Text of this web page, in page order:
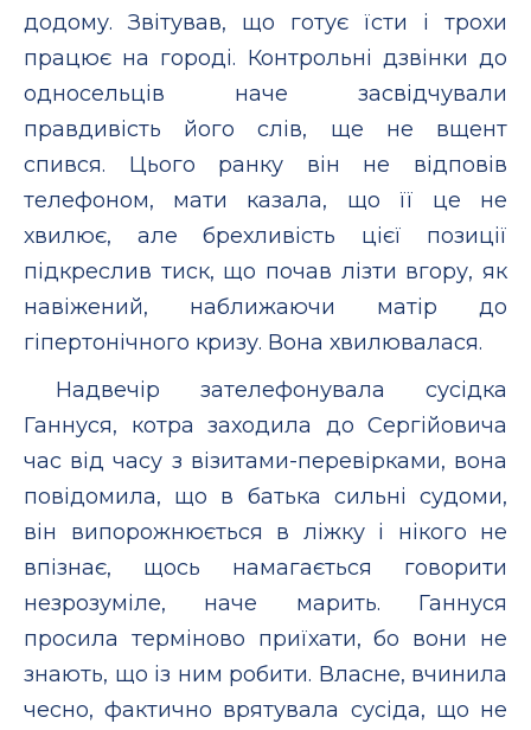
додому. Звітував, що готує їсти і трохи
працює на городі. Контрольні дзвінки до
односельців наче засвідчували
правдивість його слів, ще не вщент
спився. Цього ранку він не відповів
телефоном, мати казала, що її це не
хвилює, але брехливість цієї позиції
підкреслив тиск, що почав лізти вгору, як
навіжений, наближаючи матір до
гіпертонічного кризу. Вона хвилювалася.
Надвечір зателефонувала сусідка
Ганнуся, котра заходила до Сергійовича
час від часу з візитами-перевірками, вона
повідомила, що в батька сильні судоми,
він випорожнюється в ліжку і нікого не
впізнає, щось намагається говорити
незрозуміле, наче марить. Ганнуся
просила терміново приїхати, бо вони не
знають, що із ним робити. Власне, вчинила
чесно, фактично врятувала сусіда, що не